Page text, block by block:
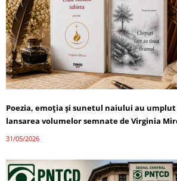
Poezia, emoția și sunetul naiului au umplut
lansarea volumelor semnate de Virginia
31/05/2026